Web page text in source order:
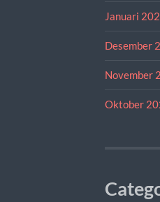
Januari
Desember
November
Oktober